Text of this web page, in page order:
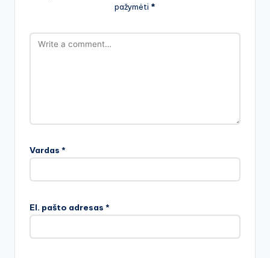
pažymėti *
Vardas *
El. pašto adresas *